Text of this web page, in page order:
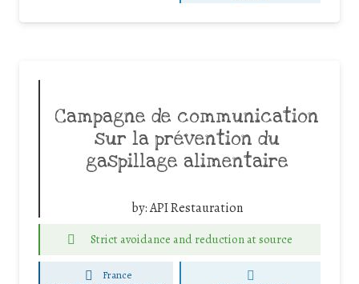
Campagne de communication
sur la prévention du
gaspillage alimentaire
by:API Restauration
Strict avoidance and reduction at source
France